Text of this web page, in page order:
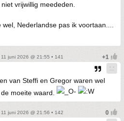
vrijwillig meededen.
Nederlandse pas ik voortaan....
juni 2026 @ 21:55 • 141
van Steffi en Gregor waren wel
moeite waard.
juni 2026 @ 21:56 • 142